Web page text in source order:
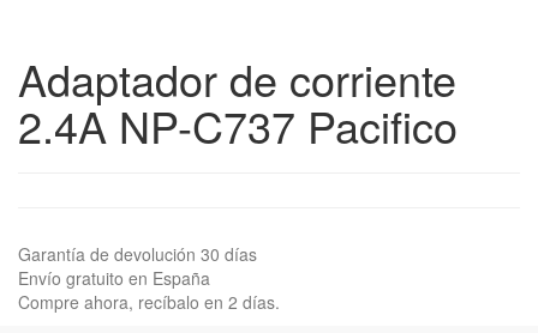
Adaptador de corriente
2.4A NP-C737 Pacifico
Garantía de devolución 30 días
Envío gratuito en España
Compre ahora, recíbalo en 2 días.